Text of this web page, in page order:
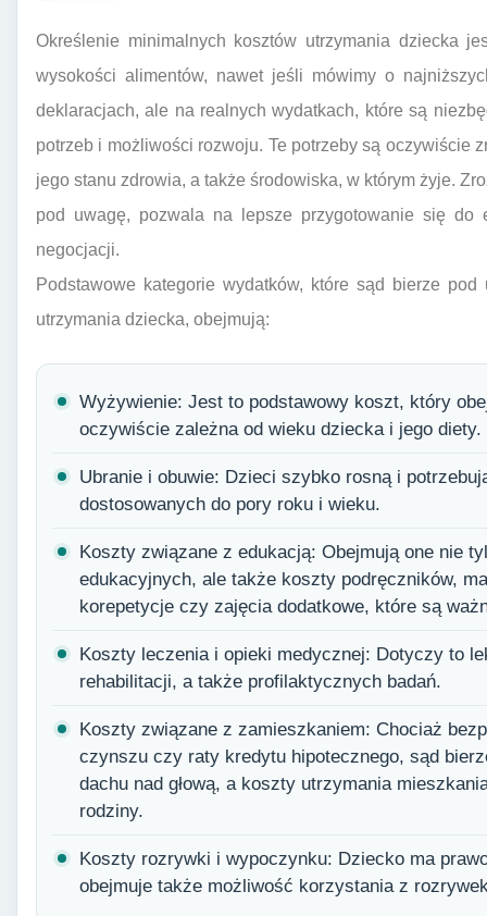
Określenie minimalnych kosztów utrzymania dziecka
wysokości alimentów, nawet jeśli mówimy o
deklaracjach, ale na realnych wydatkach, które są
potrzeb i możliwości rozwoju. Te potrzeby są oczywiście
jego stanu zdrowia, a także środowiska, w którym żyje.
pod uwagę, pozwala na lepsze przygotowanie się do
negocjacji.
Podstawowe kategorie wydatków, które sąd bierze
utrzymania dziecka, obejmują:
Wyżywienie: Jest to podstawowy koszt, który
oczywiście zależna od wieku dziecka i jego diety.
Ubranie i obuwie: Dzieci szybko rosną i
dostosowanych do pory roku i wieku.
Koszty związane z edukacją: Obejmują one nie
edukacyjnych, ale także koszty podręczników,
korepetycje czy zajęcia dodatkowe, które są
Koszty leczenia i opieki medycznej: Dotyczy to
rehabilitacji, a także profilaktycznych badań.
Koszty związane z zamieszkaniem: Chociaż
czynszu czy raty kredytu hipotecznego, sąd
dachu nad głową, a koszty utrzymania
rodziny.
Koszty rozrywki i wypoczynku: Dziecko ma
obejmuje także możliwość korzystania z